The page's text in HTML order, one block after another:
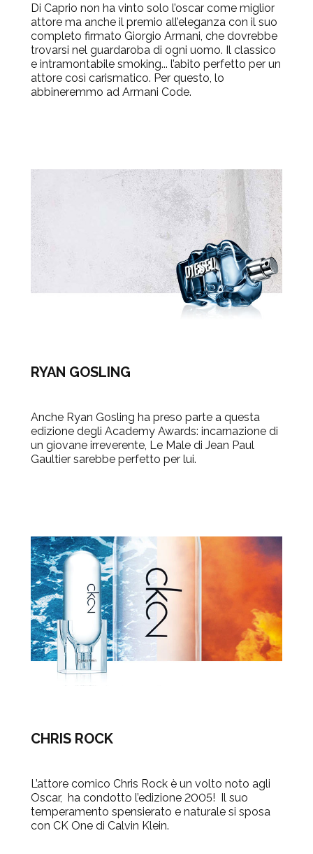
Di Caprio non ha vinto solo l’oscar come miglior
attore ma anche il premio all’eleganza con il suo
completo firmato Giorgio Armani, che dovrebbe
trovarsi nel guardaroba di ogni uomo. Il classico
e intramontabile smoking... l’abito perfetto per un
attore così carismatico. Per questo, lo
abbineremmo ad Armani Code.
RYAN GOSLING
Anche Ryan Gosling ha preso parte a questa
edizione degli Academy Awards: incarnazione di
un giovane irreverente, Le Male di Jean Paul
Gaultier sarebbe perfetto per lui.
CHRIS ROCK
L’attore comico Chris Rock è un volto noto agli
Oscar, ha condotto l’edizione 2005! Il suo
temperamento spensierato e naturale si sposa
con CK One di Calvin Klein.